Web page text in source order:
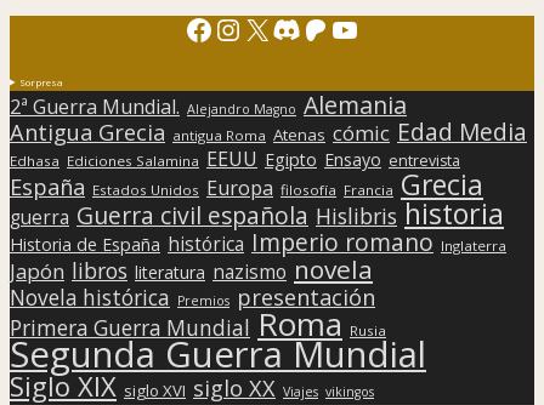
Facebook
Instagram
X Discord
Patreon
YouTube
Sorpresa
2ª Guerra Mundial. Alejandro Magno Alemania
Antigua Grecia antigua Roma Atenas cómic Edad Media
Edhasa Ediciones Salamina EEUU Egipto Ensayo entrevista
España Estados Unidos Europa filosofía Francia Grecia
guerra Guerra civil española Hislibris historia
Historia de España histórica Imperio romano Inglaterra
Japón libros literatura nazismo novela
Novela histórica Premios presentación
Primera Guerra Mundial Roma Rusia
Segunda Guerra Mundial
Siglo XIX siglo XVI siglo XX Viajes vikingos